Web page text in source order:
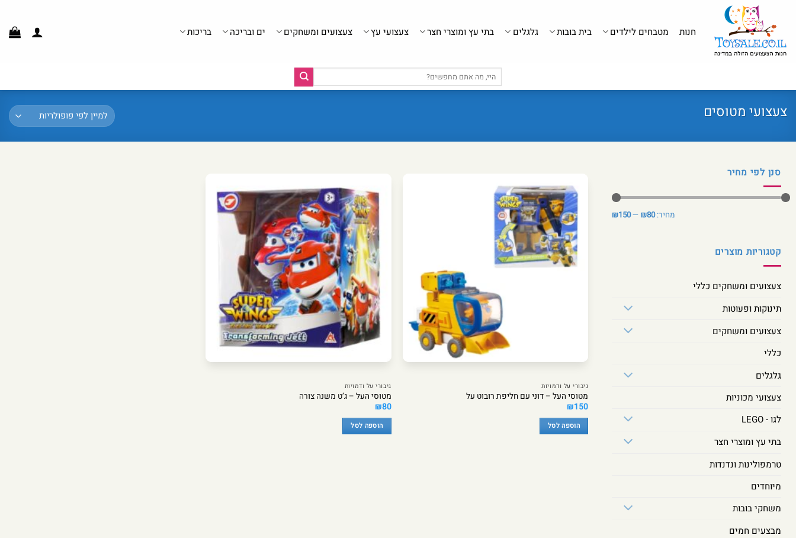
חנות
מטבחים לילדים בית בובות גלגלים בתי עץ ומוצרי חצר צעצועי עץ צעצועים ומשחקים ים ובריכה בריכות
עבור:
צעצועי מטוסים
סנן לפי מחיר
מחיר:₪80
—
₪150
קטגוריות מוצרים
צעצועים ומשחקים כללי
תינוקות ופעוטות
צעצועים ומשחקים
כללי
גלגלים
צעצועי מכוניות
לגו - LEGO
בתי עץ ומוצרי חצר
טרמפולינות ונדנדות
מיוחדים
משחקי בובות
מבצעים חמים
גיבורי על ודמויות
מטוסי העל – דוני עם חליפת רובוט על
₪150
הוספה לסל
גיבורי על ודמויות
מטוסי העל – ג’ט משנה צורה
₪80
הוספה לסל